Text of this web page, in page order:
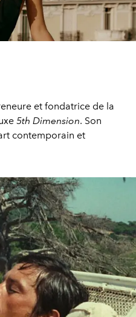
et fondatrice de la
5th Dimension. Son
contemporain et
incarne une nouvelle